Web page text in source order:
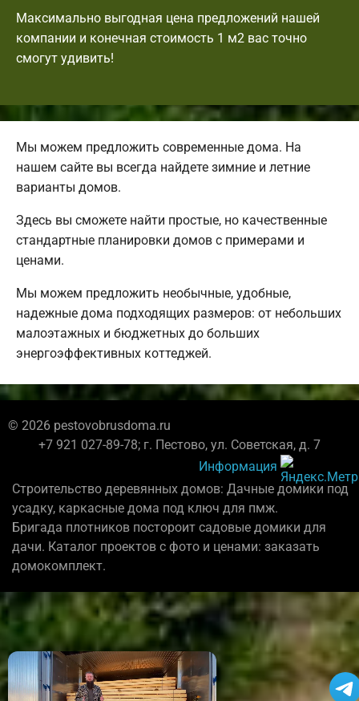
Максимально выгодная цена предложений нашей
компании и конечная стоимость 1 м2 вас точно
смогут удивить!
Мы можем предложить современные дома. На
нашем сайте вы всегда найдете зимние и летние
варианты домов.
Здесь вы сможете найти простые, но качественные
стандартные планировки домов с примерами и
ценами.
Мы можем предложить необычные, удобные,
надежные дома подходящих размеров: от небольших
малоэтажных и бюджетных до больших
энергоэффективных коттеджей.
© 2026 pestovobrusdoma.ru
+7 921 027-89-78; г. Пестово, ул. Советская, д. 7
Информация
Строительство деревянных домов: Дачные домики под
усадку, каркасные дома под ключ для пмж.
Бригада плотников постороит садовые домики для
дачи. Каталог проектов с фото и ценами: заказать
домокомплект.